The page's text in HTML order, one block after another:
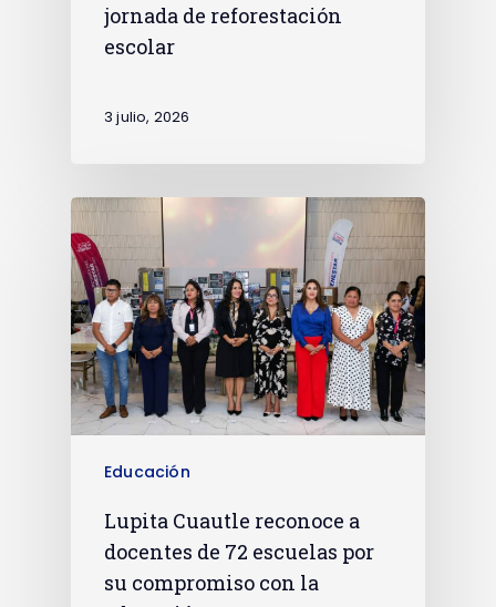
jornada de reforestación
escolar
3 julio, 2026
Educación
Lupita Cuautle reconoce a
docentes de 72 escuelas por
su compromiso con la